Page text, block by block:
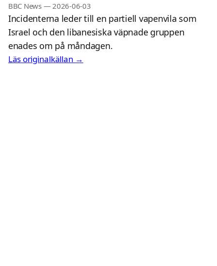
BBC News— 2026-06-03
Incidenterna leder till en partiell vapenvila som
Israel och den libanesiska väpnade gruppen
enades om på måndagen.
Läs originalkällan →